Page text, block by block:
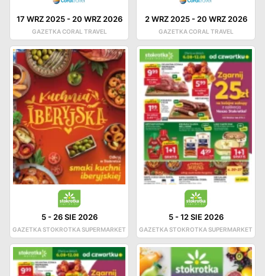
17 WRZ 2025- 20 WRZ 2026
GAZETKA CORAL TRAVEL
2 WRZ 2025- 20 WRZ 2026
GAZETKA CORAL TRAVEL
5-26 SIE 2026
GAZETKA STOKROTKA SUPERMARKET
5-12 SIE 2026
GAZETKA STOKROTKA SUPERMARKET